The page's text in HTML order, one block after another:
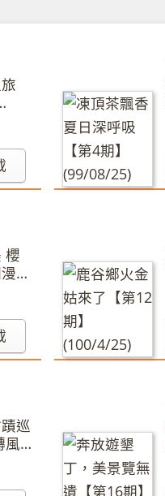
櫻
繽
巡
風